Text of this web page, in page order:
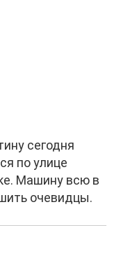
сегодня
по улице
Машину всю в
очевидцы.